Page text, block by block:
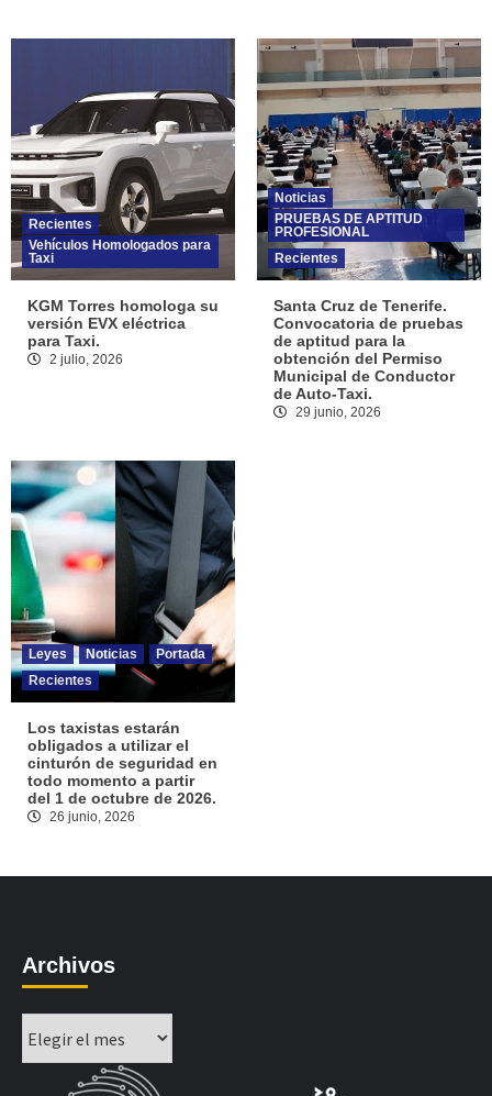
Recientes
Vehículos Homologados para
Taxi
KGM Torres homologa su
versión EVX eléctrica
para Taxi.
2 julio, 2026
Noticias
PRUEBAS DE APTITUD
PROFESIONAL
Recientes
Santa Cruz de Tenerife.
Convocatoria de pruebas
de aptitud para la
obtención del Permiso
Municipal de Conductor
de Auto-Taxi.
29 junio, 2026
Leyes Noticias
Portada
Recientes
Los taxistas estarán
obligados a utilizar el
cinturón de seguridad en
todo momento a partir
del 1 de octubre de 2026.
26 junio, 2026
Archivos